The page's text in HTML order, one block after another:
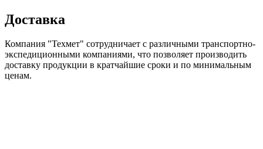
Доставка
Компания "Техмет" сотрудничает с различными транспортно-
экспедиционными компаниями, что позволяет производить
доставку продукции в кратчайшие сроки и по минимальным
ценам.